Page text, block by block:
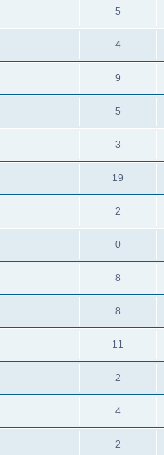
5
4
9
5
3
19
2
0
8
8
11
2
4
2